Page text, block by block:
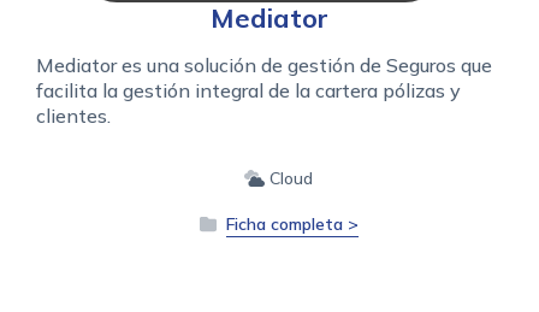
Mediator
Mediator es una solución de gestión de Seguros que
facilita la gestión integral de la cartera pólizas y
clientes.
Cloud
Ficha completa >